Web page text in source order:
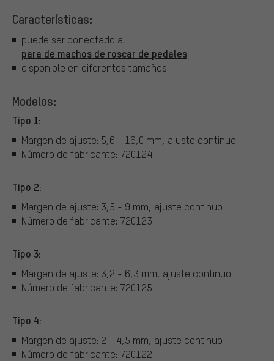
Características:
puede ser conectado al
para de machos de roscar de pedales
disponible en diferentes tamaños
Modelos:
Tipo 1:
Margen de ajuste: 5,6 - 16,0 mm, ajuste continuo
Número de fabricante: 720124
Tipo 2:
Margen de ajuste: 3,5 - 9 mm, ajuste continuo
Número de fabricante: 720123
Tipo 3:
Margen de ajuste: 3,2 - 6,3 mm, ajuste continuo
Número de fabricante: 720125
Tipo 4:
Margen de ajuste: 2 - 4,5 mm, ajuste continuo
Número de fabricante: 720122